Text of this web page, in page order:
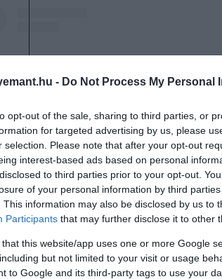
- Do Not Process My Personal
opt-out of the sale, sharing to third parties, or
for targeted advertising by us, please
selection. Please note that after your opt-out
interest-based ads based on personal
to third parties prior to your opt-out.
of your personal information by third
This information may also be disclosed by us to
Participants that may further disclose it to other
that this website/app uses one or more Google
but not limited to your visit or usage
to Google and its third-party tags to use your
A bejegyzés megtekintése az